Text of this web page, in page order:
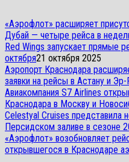
«Аэрофлот» расширяет
Дубай — четыре рейса в
Red Wings запускает прямые
октября21 октября 2025
Аэропорт Краснодара
заявки на рейсы в Астану и
Авиакомпания S7 Airlines
Краснодара в Москву и
Celestyal Cruises представила
Персидском заливе в сезоне
«Аэрофлот» возобновляет
открывшегося в Краснодаре